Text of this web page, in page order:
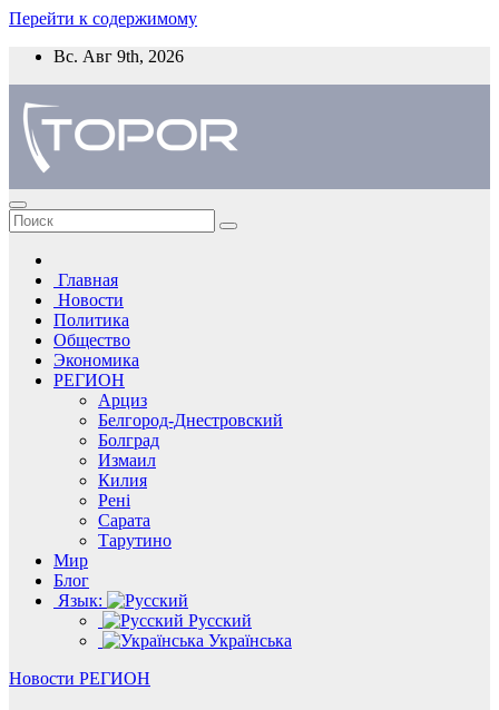
Перейти к содержимому
Вс. Авг 9th, 2026
Главная
Новости
Политика
Общество
Экономика
РЕГИОН
Арциз
Белгород-Днестровский
Болград
Измаил
Килия
Рені
Сарата
Тарутино
Мир
Блог
Язык:
Русский
Українська
Новости РЕГИОН